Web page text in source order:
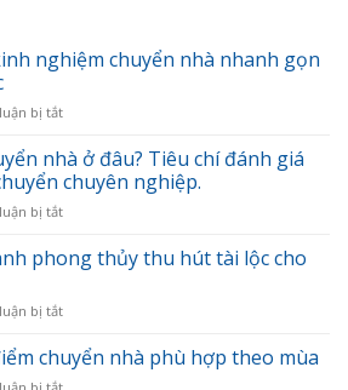
nghiệm chuyển nhà nhanh gọn
bị tắtở
hợp
kinh
nghiệm
chuyển
nhanh
gọn
khoa
nhà ở đâu? Tiêu chí đánh giá
chuyên nghiệp.
bị tắtở
gọi
chuyển
ở
Tiêu
chí
phong thủy thu hút tài lộc cho
bị tắtở
loại
cây
chuyển nhà phù hợp theo mùa
ở